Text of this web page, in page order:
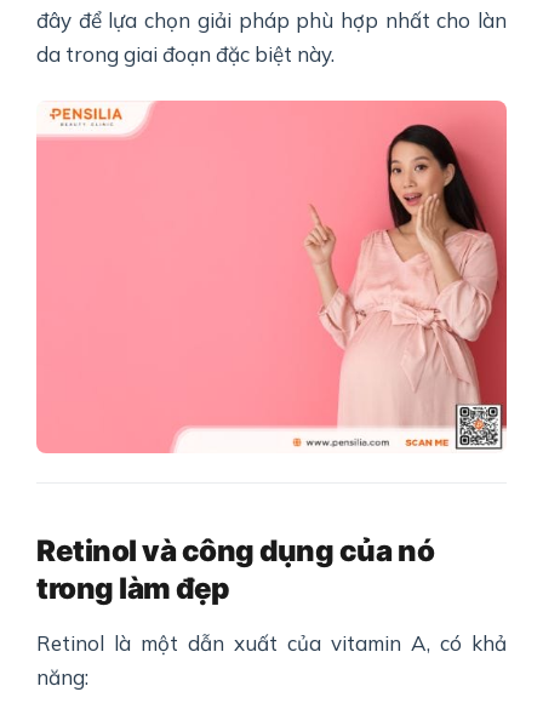
đây để lựa chọn giải pháp phù hợp nhất cho làn
da trong giai đoạn đặc biệt này.
Retinol và công dụng của nó
trong làm đẹp
Retinol là một dẫn xuất của vitamin A, có khả
năng: